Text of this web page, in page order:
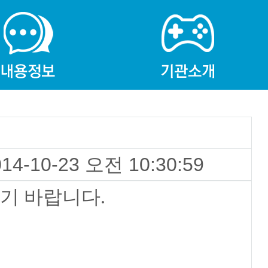
10-23 오전 10:30:59
바랍니다.